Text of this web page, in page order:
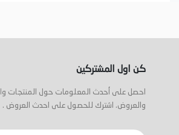
كن اول المشتركين
احصل على أحدث المعلومات حول المنتجات
والعروض. اشترك للحصول على احدث العروض .